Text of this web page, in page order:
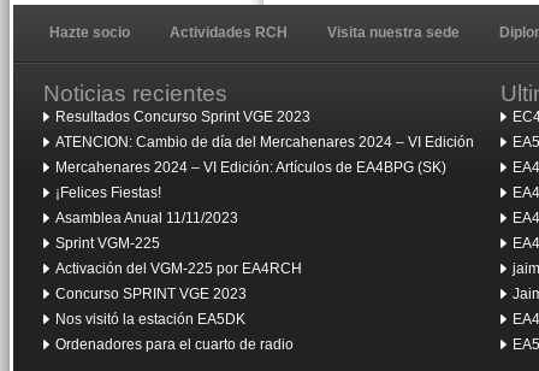
Hazte socio Actividades RCH Visita nuestra sede
Noticias recientes
Resultados Concurso Sprint VGE 2023
ATENCION: Cambio de día del Mercahenares 2024 – VI Edición
Mercahenares 2024 – VI Edición: Artículos de EA4BPG (SK)
¡Felices Fiestas!
Asamblea Anual 11/11/2023
Sprint VGM-225
Activación del VGM-225 por EA4RCH
Concurso SPRINT VGE 2023
Nos visitó la estación EA5DK
Ordenadores para el cuarto de radio